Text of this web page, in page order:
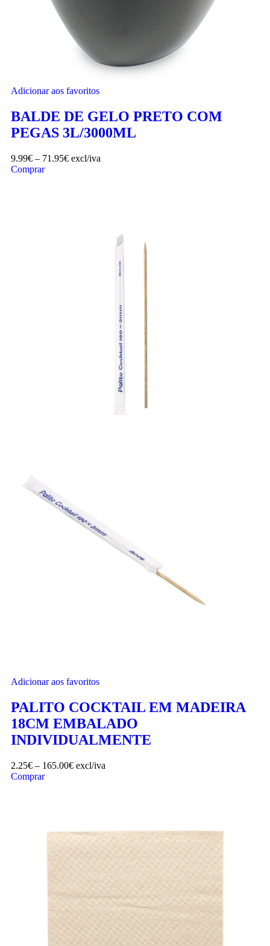
Adicionar aos favoritos
BALDE DE GELO PRETO COM
PEGAS 3L/3000ML
9.99€ – 71.95€ excl/iva
Comprar
Adicionar aos favoritos
PALITO COCKTAIL EM MADEIRA
18CM EMBALADO
INDIVIDUALMENTE
2.25€ – 165.00€ excl/iva
Comprar